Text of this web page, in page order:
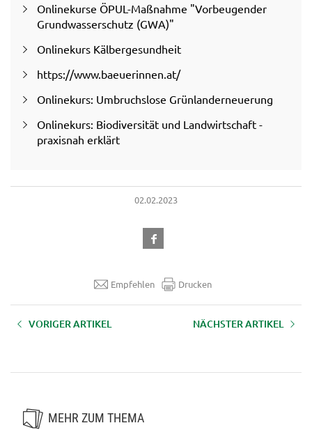
Onlinekurse ÖPUL-Maßnahme "Vorbeugender
Grundwasserschutz (GWA)"
Onlinekurs Kälbergesundheit
https://www.baeuerinnen.at/
Onlinekurs: Umbruchslose Grünlanderneuerung
Onlinekurs: Biodiversität und Landwirtschaft -
praxisnah erklärt
02.02.2023
Empfehlen Drucken
VORIGER ARTIKEL NÄCHSTER ARTIKEL
MEHR ZUM THEMA